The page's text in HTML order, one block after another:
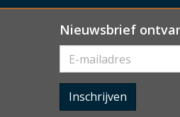
Nieuwsbrief
Inschrijven